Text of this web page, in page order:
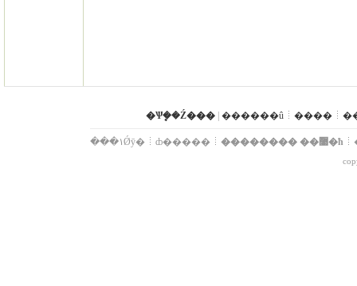
�Ѱܷ��Ź��� ������û ����
���۱Ǿȳ� ȸ����� �������� ��޹�ħ